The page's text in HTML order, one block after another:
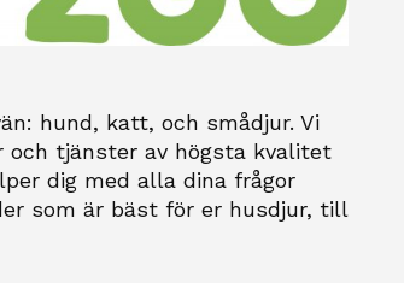
hund, katt, och smådjur. Vi
tjänster av högsta kvalitet
dig med alla dina frågor
som är bäst för er husdjur, till